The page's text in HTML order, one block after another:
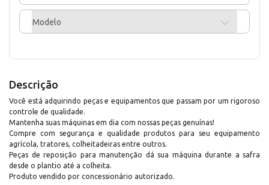
Modelo
Descrição
Você está adquirindo peças e equipamentos que passam por um rigoroso
controle de qualidade.
Mantenha suas máquinas em dia com nossas peças genuínas!
Compre com segurança e qualidade produtos para seu equipamento
agrícola, tratores, colheitadeiras entre outros.
Peças de reposição para manutenção dá sua máquina durante a safra
desde o plantio até a colheita.
Produto vendido por concessionário autorizado.